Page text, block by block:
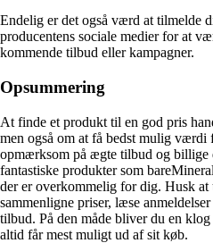
Endelig er det også værd at tilmelde
producentens sociale medier for at
kommende tilbud eller kampagner.
Opsummering
At finde et produkt til en god pris
men også om at få bedst mulig værdi
opmærksom på ægte tilbud og billige
fantastiske produkter som
der er overkommelig for dig. Husk at
sammenligne priser, læse
tilbud. På den måde bliver du en
altid får mest muligt ud af sit køb.